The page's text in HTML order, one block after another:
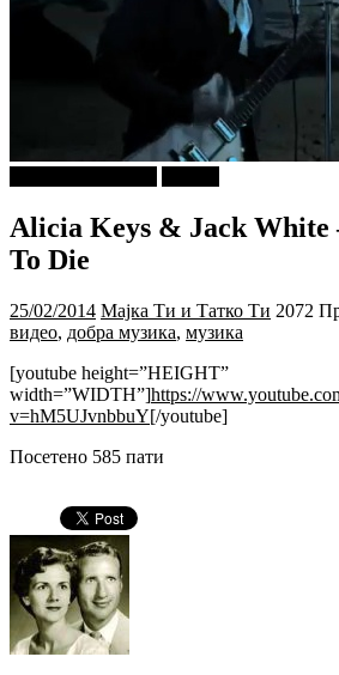
Alicia Keys & Jack White
To Die
25/02/2014 Мајка Ти и Татко Ти 2072
видео, добра музика, музика
[youtube height=”HEIGHT”
width=”WIDTH”]https://
v=hM5UJvnbbuY[/youtube]
Посетено 585 пати